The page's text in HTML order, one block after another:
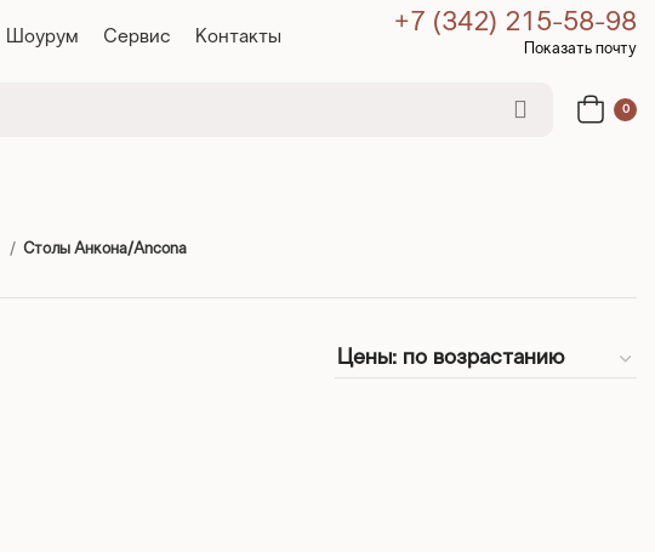
Шоурум Сервис Контакты +7 (342) 215-58-98
Показать почту
0
Столы Анкона/Ancona